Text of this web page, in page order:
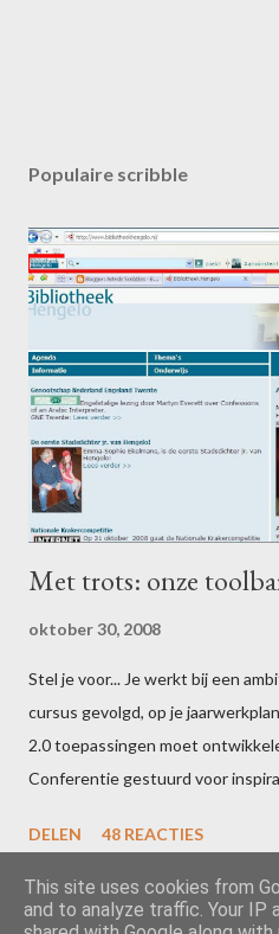
Populaire scribble
Met trots: onze
oktober 30, 2008
Stel je voor... Je werkt bij een
cursus gevolgd, op je
2.0 toepassingen moet
Conferentie gestuurd voor
eenvoudig het is om zelf
je dan... Dan kruip je op een
een collega achter Conduit en
DELEN 48 REACTIES
This site uses cookies from
and to analyze traffic. Your IP